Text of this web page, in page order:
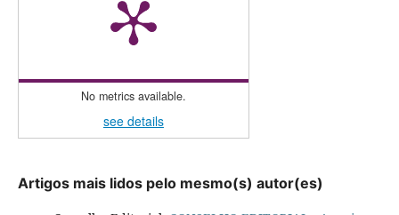
No metrics available.
see details
Artigos mais lidos pelo mesmo(s) autor(es)